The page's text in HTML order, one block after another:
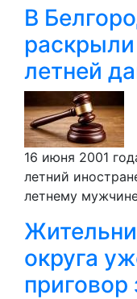
В
летней
16 июня 2001
летний
летнему
округа
приговор